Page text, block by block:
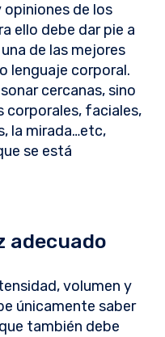
de los
ello debe dar pie a
de las mejores
lenguaje corporal.
cercanas, sino
corporales, faciales,
la mirada…etc,
se está
adecuado
volumen y
únicamente saber
también debe